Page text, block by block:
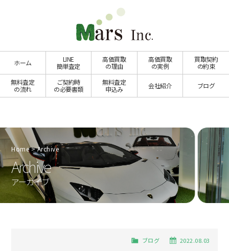
ホーム
LINE
簡単査定
高価買取
の理由
高価買取
の実例
買取契約
の約束
無料査定
の流れ
ご契約時
の必要書類
無料査定
申込み
会社紹介 ブログ
Home Archive
Archive
アーカイブ
2022.08.03
ブログ